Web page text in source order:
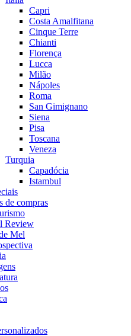
Capri
Costa Amalfitana
Cinque Terre
Chianti
Florença
Lucca
Milão
Nápoles
Roma
San Gimignano
Siena
Pisa
Toscana
Veneza
Turquia
Capadócia
Istambul
de compras
Review
Mel